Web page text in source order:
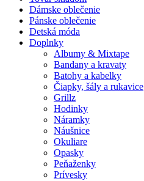
Dámske oblečenie
Pánske oblečenie
Detská móda
Doplnky
Albumy & Mixtape
Bandany a kravaty
Batohy a kabelky
Čiapky, šály a rukavice
Grillz
Hodinky
Náramky
Náušnice
Okuliare
Opasky
Peňaženky
Prívesky